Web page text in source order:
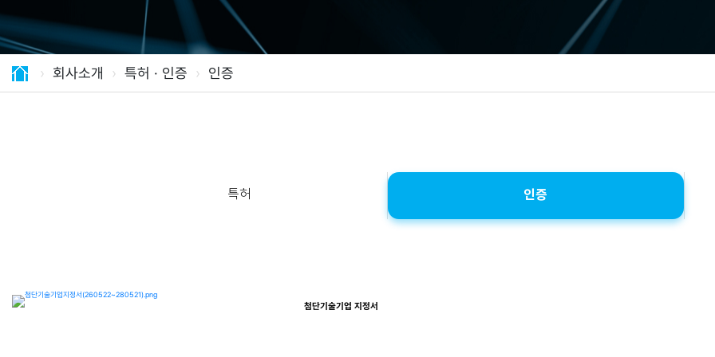
› 회사소개 › 특허 · 인증 › 인증
특허 인증
첨단기술기업 지정서